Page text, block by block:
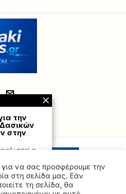
για να σας προσφέρουμε την
στη σελίδα μας. Εάν
τη σελίδα, θα
την
στην
η
δασικών